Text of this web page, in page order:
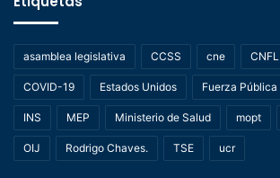
asamblea legislativa CCSS cne CNFL
COVID-19 Estados Unidos Fuerza Pública
INS MEP Ministerio de Salud mopt
OIJ Rodrigo Chaves. TSE ucr